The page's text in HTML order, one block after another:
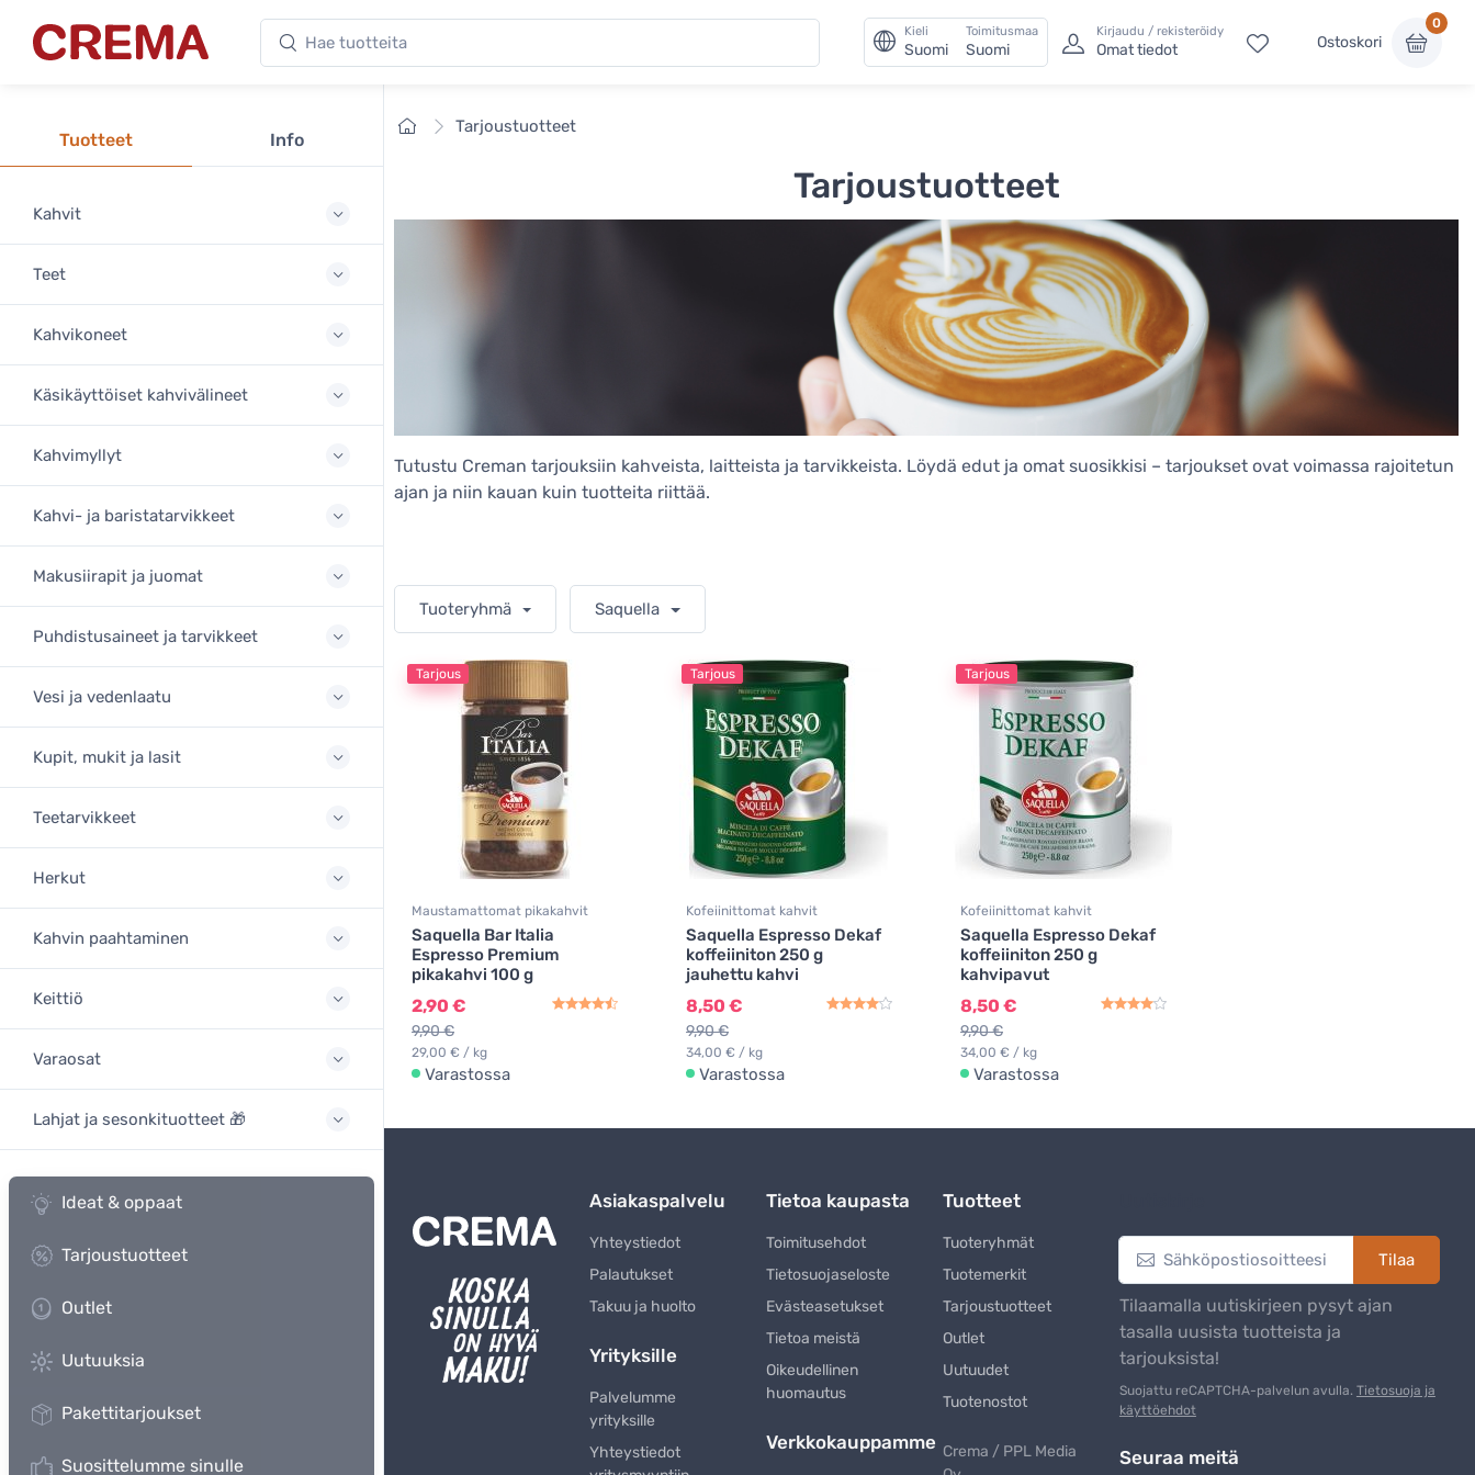
Crema Hae tuotteita Kieli
Suomi
Toimitusmaa
Suomi
Kirjaudu / rekisteröidy
Omat tiedot Ostoskori
0
Tuotteet Info
Kahvit
Teet
Kahvikoneet
Käsikäyttöiset kahvivälineet
Kahvimyllyt
Kahvi- ja baristatarvikkeet
Makusiirapit ja juomat
Puhdistusaineet ja tarvikkeet
Vesi ja vedenlaatu
Kupit, mukit ja lasit
Teetarvikkeet
Herkut
Kahvin paahtaminen
Keittiö
Varaosat
Lahjat ja sesonkituotteet 🎁
Ideat & oppaat
Tarjoustuotteet
Outlet
Uutuuksia
Pakettitarjoukset
Suosittelumme sinulle
EtusivuTarjoustuotteet
Tarjoustuotteet
Tutustu Creman tarjouksiin kahveista, laitteista ja tarvikkeista. Löydä edut ja omat suosikkisi – tarjoukset ovat voimassa rajoitetun
ajan ja niin kauan kuin tuotteita riittää.
Tuoteryhmä Saquella
Tarjous
Maustamattomat pikakahvit
Saquella Bar Italia
Espresso Premium
pikakahvi 100 g
2,90 €
9,90 €
29,00 € / kg
Varastossa
Tarjous
Kofeiinittomat kahvit
Saquella Espresso Dekaf
koffeiiniton 250 g
jauhettu kahvi
8,50 €
9,90 €
34,00 € / kg
Varastossa
Tarjous
Kofeiinittomat kahvit
Saquella Espresso Dekaf
koffeiiniton 250 g
kahvipavut
8,50 €
9,90 €
34,00 € / kg
Varastossa
Asiakaspalvelu
Yhteystiedot
Palautukset
Takuu ja huolto
Yrityksille
Palvelumme
yrityksille
Yhteystiedot
Tietoa kaupasta
Toimitusehdot
Tietosuojaseloste
Evästeasetukset
Tietoa meistä
Oikeudellinen
huomautus
Verkkokauppamme
Tuotteet
Tuoteryhmät
Tuotemerkit
Tarjoustuotteet
Outlet
Uutuudet
Tuotenostot
Crema / PPL Media
Tilaa
Tilaamalla uutiskirjeen pysyt ajan
tasalla uusista tuotteista ja
tarjouksista!
Suojattu reCAPTCHA-palvelun avulla. Tietosuoja ja
käyttöehdot
Seuraa meitä